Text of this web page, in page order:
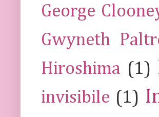
George
Gwyneth
Hiroshima (1)
invisibile (1)